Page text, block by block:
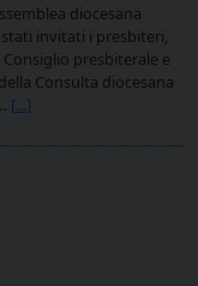
diocesana
invitati i presbiteri,
presbiterale e
Consulta diocesana
[...]